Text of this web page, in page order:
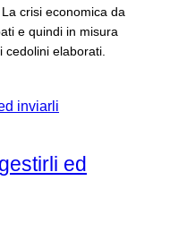
crisi economica da
e quindi in misura
elaborati.
ed